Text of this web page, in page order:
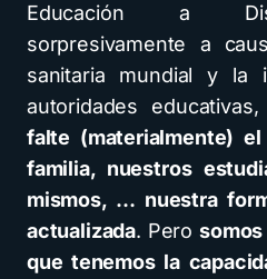
Educación a
sorpresivamente a
sanitaria mundial y la
autoridades educativas,
falte (materialmente)
familia, nuestros
mismos, … nuestra
actualizada. Pero
que tenemos la